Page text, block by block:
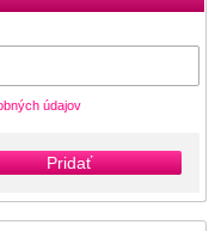
údajov
Pridať